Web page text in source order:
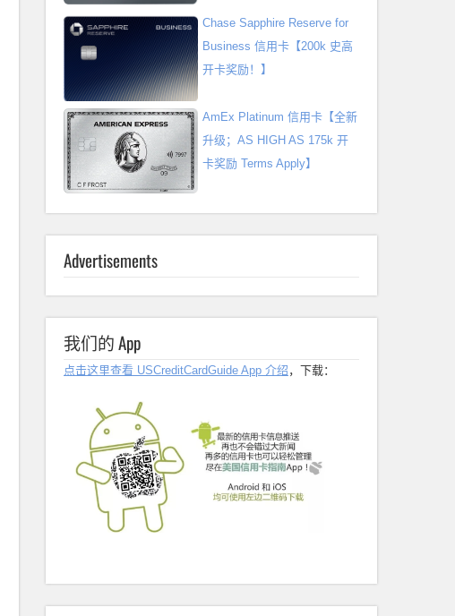
Chase Sapphire Reserve for
Business 信用卡【200k 史高
开卡奖励！】
AmEx Platinum 信用卡【全新
升级；AS HIGH AS 175k 开
卡奖励 Terms Apply】
Advertisements
我们的 App
点击这里查看 USCreditCardGuide App 介绍 ，下载：